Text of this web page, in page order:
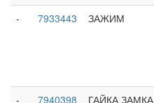
-
7933443 ЗАЖИМ
-
7940398 ГАЙКА ЗАМКА